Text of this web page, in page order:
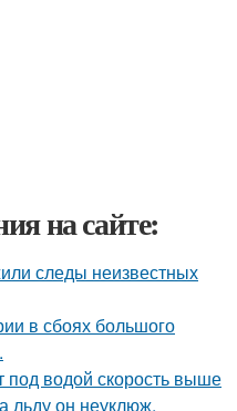
на сайте:
следы неизвестных
в сбоях большого
под водой скорость выше
льду он неуклюж.